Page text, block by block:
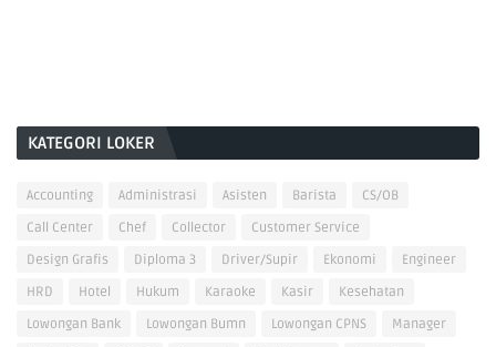
KATEGORI LOKER
Accounting Administrasi Asisten Barista
CS/OB
Call Center
Chef Collector
Customer Service
Design Grafis
Diploma 3 Driver/Supir Ekonomi
Engineer
HRD
Hotel Hukum Karaoke Kasir
Kesehatan
Lowongan Bank
Lowongan Bumn Lowongan CPNS
Manager